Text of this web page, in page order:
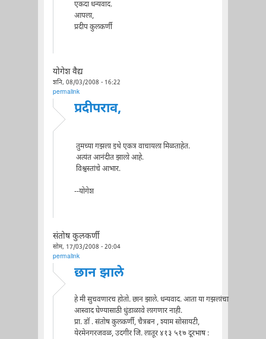
एकदा धन्यवाद.
आपला,
प्रदीप कुलकर्णी
योगेश वैद्य
शनि, 08/03/2008 - 16:22
permalink
प्रदीपराव,
तुमच्या गझला इथे एकत्र वाचायला मिळताहेत.
अत्यंत आनंदीत झालो आहे.
विश्वस्तांचे आभार.
--योगेश
संतोष कुलकर्णी
सोम, 17/03/2008 - 20:04
permalink
छान झाले
हे मी सुचवणारच होतो. छान झाले. धन्यवाद. आता या गझलांचा
आस्वाद घेण्यासाठी धुंडाळावे लागणार नाही.
प्रा. डॉ . संतोष कुलकर्णी, चैत्रबन , श्याम सोसायटी,
येरमेनगरजवळ, उदगीर जि. लातूर ४१३ ५१७ दूरभाष :